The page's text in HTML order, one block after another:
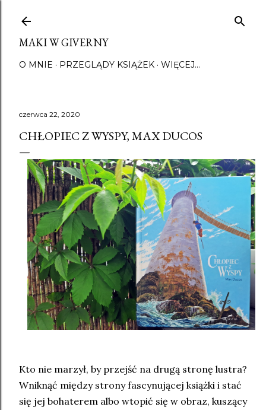
Przejdź do głównej
MAKI W GIVERNY
O MNIE PRZEGLĄDY KSIĄŻEK WIĘCEJ…
czerwca 22, 2020
CHŁOPIEC Z WYSPY, MAX DUCOS
Kto nie marzył, by przejść na drugą stronę lustra?
Wniknąć między strony fascynującej książki i stać
się jej bohaterem albo wtopić się w obraz, kuszący